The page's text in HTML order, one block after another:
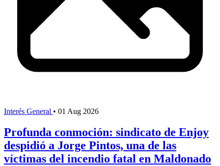
Interés General • 01 Aug 2026
Profunda conmoción: sindicato de Enjoy
despidió a Jorge Pintos, una de las
víctimas del incendio fatal en Maldonado